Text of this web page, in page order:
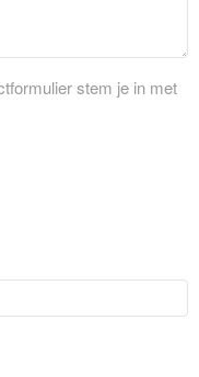
stem je in met